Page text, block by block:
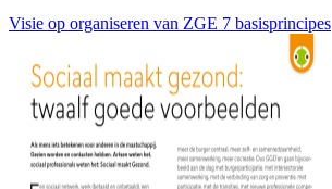
Visie op organiseren van ZGE 7 basisprincipes